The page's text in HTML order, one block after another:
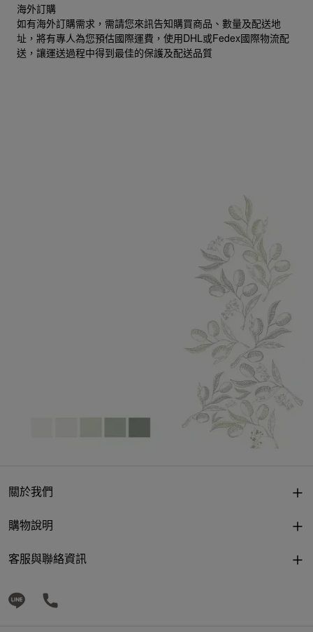
海外訂購
如有海外訂購需求，需請您來訊告知購買商品、數量及配送地
址，將有專人為您預估國際運費，使用DHL或Fedex國際物流配
送，讓運送過程中得到最佳的保護及配送品質
關於我們
購物說明
客服與聯絡資訊